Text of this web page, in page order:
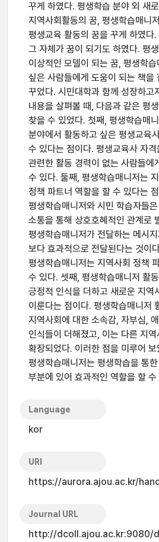
꾸게 하였다. 평생학습 분야 외 새
지역사회활동의 꿈, 평생학습매니
평생교육 활동의 꿈을 꾸게 하였다
그 자체가 꿈이 되기도 하였다. 평
이상적인 모델이 되는 꿈, 평생학
싶은 사람들에게 도움이 되는 책을
꾸었다. 시민대학과 함께 성장하고
내용을 살펴볼 때, 다음과 같은 평
찾을 수 있었다. 첫째, 평생학습매
분야에서 활동하고 싶은 평생교육
수 있다는 점이다. 평생교육사 자
관련한 활동 경력이 없는 사람들에
수 있다. 둘째, 평생학습매니저는
정책 파트너 역할을 할 수 있다는
평생학습매니저와 시민 학습자들
소통을 통해 상호호혜적인 관계로
평생학습매니저가 전달하는 메시
보다 효과적으로 전달된다는 것이
평생학습매니저는 지역사회 정책
수 있다. 셋째, 평생학습매니저 활
긍정적 인식을 더하고 새로운 지역
이룬다는 점이다. 평생학습매니저
지역사회에 대한 소속감, 자부심,
인식들이 더해졌고, 이는 다른 지
확장되었다. 이러한 점을 미루어 보
평생학습매니저는 평생학습을 통
부분에 있어 효과적인 역할을 할
Language
kor
URI
https://aurora.ajou.ac.kr/
Journal URL
http://dcoll.ajou.ac.kr:9080/